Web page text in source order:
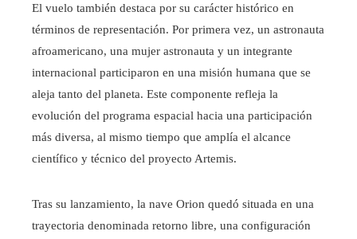
El vuelo también destaca por su carácter histórico en
términos de representación. Por primera vez, un astronauta
afroamericano, una mujer astronauta y un integrante
internacional participaron en una misión humana que se
aleja tanto del planeta. Este componente refleja la
evolución del programa espacial hacia una participación
más diversa, al mismo tiempo que amplía el alcance
científico y técnico del proyecto Artemis.
Tras su lanzamiento, la nave Orion quedó situada en una
trayectoria denominada retorno libre, una configuración